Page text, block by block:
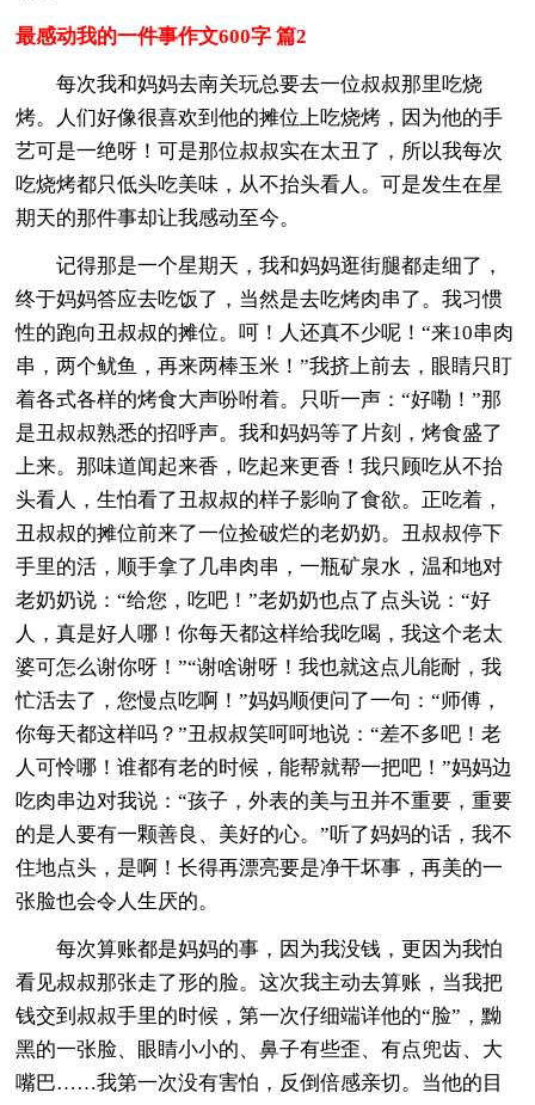
最感动我的一件事作文600字 篇2
每次我和妈妈去南关玩总要去一位叔叔那里吃烧
烤。人们好像很喜欢到他的摊位上吃烧烤，因为他的手
艺可是一绝呀！可是那位叔叔实在太丑了，所以我每次
吃烧烤都只低头吃美味，从不抬头看人。可是发生在星
期天的那件事却让我感动至今。
记得那是一个星期天，我和妈妈逛街腿都走细了，
终于妈妈答应去吃饭了，当然是去吃烤肉串了。我习惯
性的跑向丑叔叔的摊位。呵！人还真不少呢！“来10串肉
串，两个鱿鱼，再来两棒玉米！”我挤上前去，眼睛只盯
着各式各样的烤食大声吩咐着。只听一声：“好嘞！”那
是丑叔叔熟悉的招呼声。我和妈妈等了片刻，烤食盛了
上来。那味道闻起来香，吃起来更香！我只顾吃从不抬
头看人，生怕看了丑叔叔的样子影响了食欲。正吃着，
丑叔叔的摊位前来了一位捡破烂的老奶奶。丑叔叔停下
手里的活，顺手拿了几串肉串，一瓶矿泉水，温和地对
老奶奶说：“给您，吃吧！”老奶奶也点了点头说：“好
人，真是好人哪！你每天都这样给我吃喝，我这个老太
婆可怎么谢你呀！”“谢啥谢呀！我也就这点儿能耐，我
忙活去了，您慢点吃啊！”妈妈顺便问了一句：“师傅，
你每天都这样吗？”丑叔叔笑呵呵地说：“差不多吧！老
人可怜哪！谁都有老的时候，能帮就帮一把吧！”妈妈边
吃肉串边对我说：“孩子，外表的美与丑并不重要，重要
的是人要有一颗善良、美好的心。”听了妈妈的话，我不
住地点头，是啊！长得再漂亮要是净干坏事，再美的一
张脸也会令人生厌的。
每次算账都是妈妈的事，因为我没钱，更因为我怕
看见叔叔那张走了形的脸。这次我主动去算账，当我把
钱交到叔叔手里的时候，第一次仔细端详他的“脸”，黝
黑的一张脸、眼睛小小的、鼻子有些歪、有点兜齿、大
嘴巴……我第一次没有害怕，反倒倍感亲切。当他的目